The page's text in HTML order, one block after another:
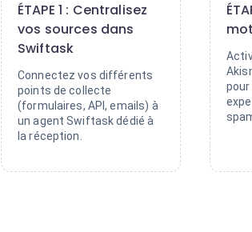
ÉTAPE 1 : Centralisez
vos sources dans
Swiftask
Connectez vos différents
points de collecte
(formulaires, API, emails) à
un agent Swiftask dédié à
la réception.